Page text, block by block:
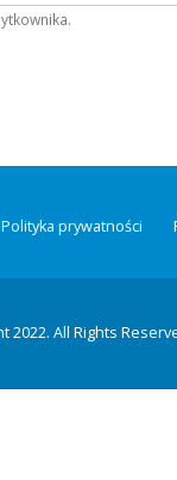
Polityka prywatności
2022. All Rights